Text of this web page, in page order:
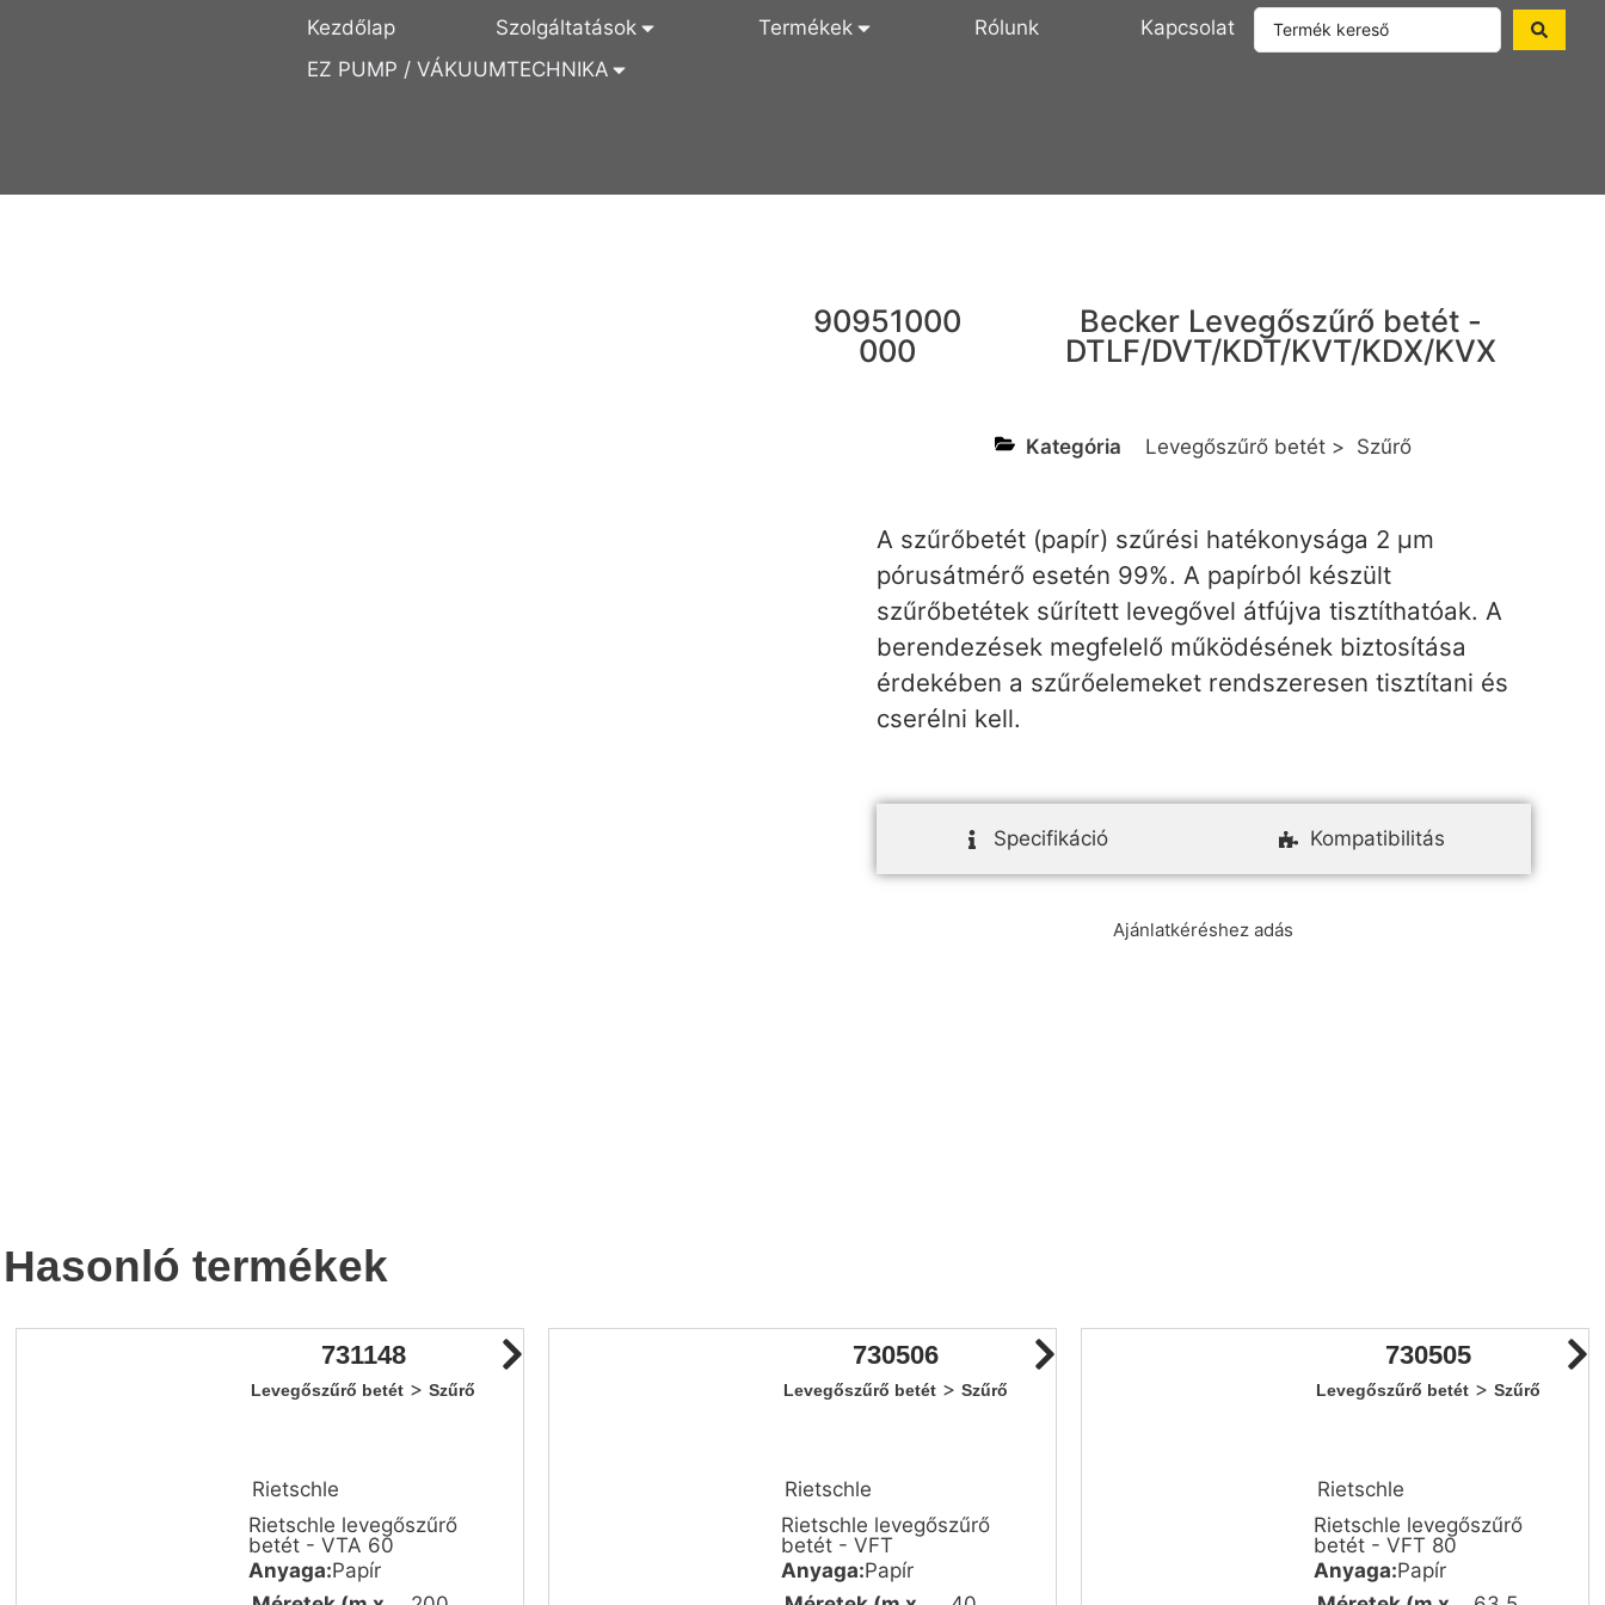
Kezdőlap Szolgáltatások Termékek Rólunk
Kapcsolat
EZ PUMP / VÁKUUMTECHNIKA
90951000
000
Becker Levegőszűrő betét -
DTLF/DVT/KDT/KVT/KDX/KVX
Kategória Levegőszűrő betét > Szűrő
A szűrőbetét (papír) szűrési hatékonysága 2 µm
pórusátmérő esetén 99%. A papírból készült
szűrőbetétek sűrített levegővel átfújva tisztíthatóak. A
berendezések megfelelő működésének biztosítása
érdekében a szűrőelemeket rendszeresen tisztítani és
cserélni kell.
Specifikáció Kompatibilitás
Ajánlatkéréshez adás
Hasonló termékek
731148
Levegőszűrő betét > Szűrő
Rietschle
Rietschle levegőszűrő
betét - VTA 60
Anyaga:Papír
730506
Levegőszűrő betét > Szűrő
Rietschle
Rietschle levegőszűrő
betét - VFT
Anyaga:Papír
730505
Levegőszűrő betét > Szűrő
Rietschle
Rietschle levegőszűrő
betét - VFT 80
Anyaga:Papír